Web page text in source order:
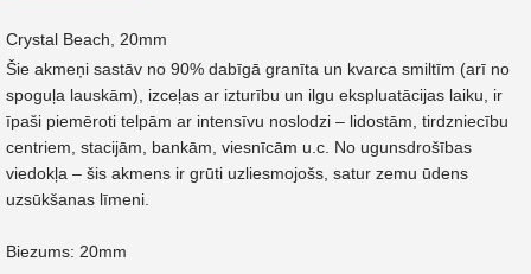
Crystal Beach, 20mm
Šie akmeņi sastāv no 90% dabīgā granīta un kvarca smiltīm (arī no
spoguļa lauskām), izceļas ar izturību un ilgu ekspluatācijas laiku, ir
īpaši piemēroti telpām ar intensīvu noslodzi – lidostām, tirdzniecību
centriem, stacijām, bankām, viesnīcām u.c. No ugunsdrošības
viedokļa – šis akmens ir grūti uzliesmojošs, satur zemu ūdens
uzsūkšanas līmeni.
Biezums: 20mm